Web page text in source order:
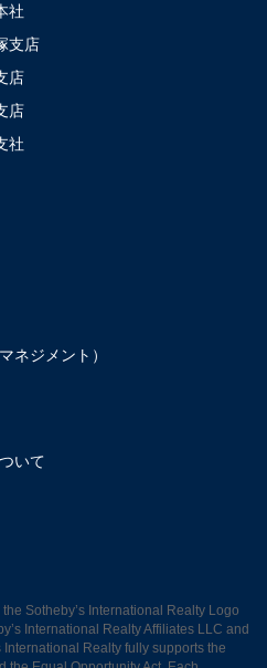
社
支店
店
店
社
ネジメント）
いて
Sotheby’s International Realty Logo
International Realty Affiliates LLC and
Realty fully supports the